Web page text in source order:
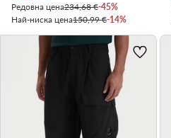
Редовна цена234,68 €-45%
Най-ниска цена150,99 €-14%